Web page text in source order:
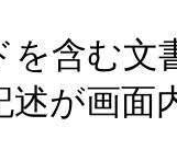
を含む
述が画面